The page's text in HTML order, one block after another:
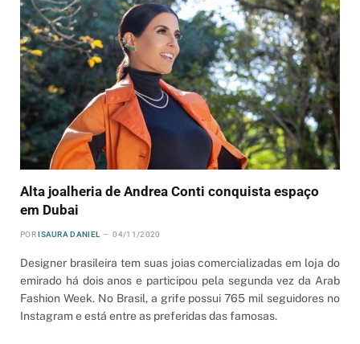
Alta joalheria de Andrea Conti conquista espaço
em Dubai
POR ISAURA DANIEL 04/11/2020
Designer brasileira tem suas joias comercializadas em loja do
emirado há dois anos e participou pela segunda vez da Arab
Fashion Week. No Brasil, a grife possui 765 mil seguidores no
Instagram e está entre as preferidas das famosas.